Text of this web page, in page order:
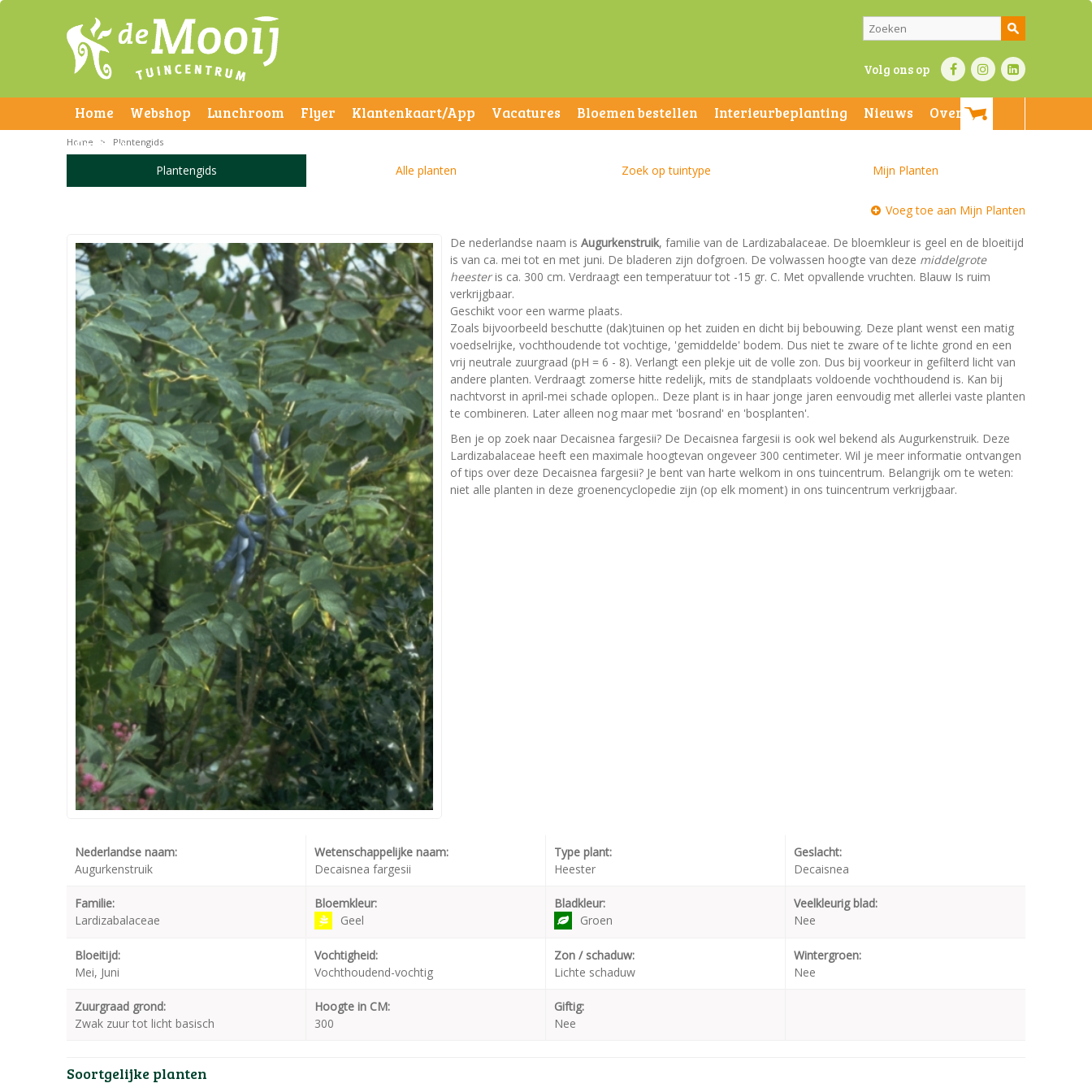
Volg ons op
Home Webshop Lunchroom Flyer Klantenkaart/App Vacatures Bloemen bestellen Interieurbeplanting Nieuws
Over ons
Contact
Home > Plantengids
Plantengids Alle planten Zoek op tuintype Mijn Planten
Voeg toe aan Mijn Planten
De nederlandse naam is Augurkenstruik, familie van de Lardizabalaceae. De bloemkleur is geel en de bloeitijd
is van ca. mei tot en met juni. De bladeren zijn dofgroen. De volwassen hoogte van deze middelgrote
heesteris ca. 300 cm. Verdraagt een temperatuur tot -15 gr. C. Met opvallende vruchten. Blauw Is ruim
verkrijgbaar.
Geschikt voor een warme plaats.
Zoals bijvoorbeeld beschutte (dak)tuinen op het zuiden en dicht bij bebouwing. Deze plant wenst een matig
voedselrijke, vochthoudende tot vochtige, 'gemiddelde' bodem. Dus niet te zware of te lichte grond en een
vrij neutrale zuurgraad (pH = 6 - 8). Verlangt een plekje uit de volle zon. Dus bij voorkeur in gefilterd licht van
andere planten. Verdraagt zomerse hitte redelijk, mits de standplaats voldoende vochthoudend is. Kan bij
nachtvorst in april-mei schade oplopen.. Deze plant is in haar jonge jaren eenvoudig met allerlei vaste planten
te combineren. Later alleen nog maar met 'bosrand' en 'bosplanten'.
Ben je op zoek naar Decaisnea fargesii? De Decaisnea fargesii is ook wel bekend als Augurkenstruik. Deze
Lardizabalaceae heeft een maximale hoogtevan ongeveer 300 centimeter. Wil je meer informatie ontvangen
of tips over deze Decaisnea fargesii? Je bent van harte welkom in ons tuincentrum. Belangrijk om te weten:
niet alle planten in deze groenencyclopedie zijn (op elk moment) in ons tuincentrum verkrijgbaar.
Nederlandse naam:
Augurkenstruik
Wetenschappelijke naam:
Decaisnea fargesii
Type plant:
Heester
Geslacht:
Decaisnea
Familie:
Lardizabalaceae
Bloemkleur:
Geel
Bladkleur:
Groen
Veelkleurig blad:
Nee
Bloeitijd:
Mei, Juni
Vochtigheid:
Vochthoudend-vochtig
Zon / schaduw:
Lichte schaduw
Wintergroen:
Nee
Zuurgraad grond:
Zwak zuur tot licht basisch
Hoogte in CM:
300
Giftig:
Nee
Soortgelijke planten